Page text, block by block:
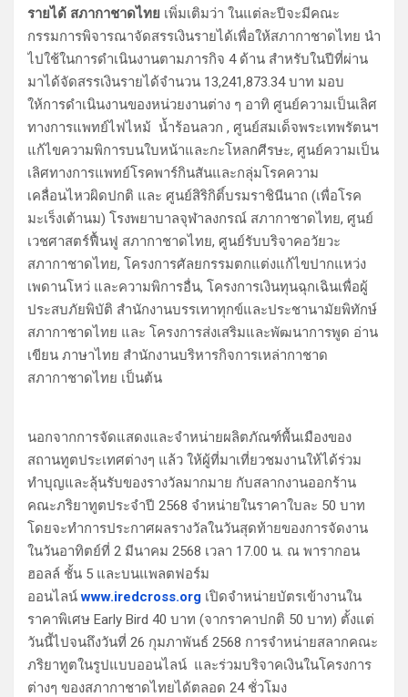
รายได้ สภากาชาดไทย เพิ่มเติมว่า ในแต่ละปีจะมีคณะ
กรรมการพิจารณาจัดสรรเงินรายได้เพื่อให้สภากาชาดไทย นำ
ไปใช้ในการดำเนินงานตามภารกิจ 4 ด้าน สำหรับในปีที่ผ่าน
มาได้จัดสรรเงินรายได้จำนวน 13,241,873.34 บาท มอบ
ให้การดำเนินงานของหน่วยงานต่าง ๆ อาทิ ศูนย์ความเป็นเลิศ
ทางการแพทย์ไฟไหม้ น้ำร้อนลวก , ศูนย์สมเด็จพระเทพรัตนฯ
แก้ไขความพิการบนใบหน้าและกะโหลกศีรษะ, ศูนย์ความเป็น
เลิศทางการแพทย์โรคพาร์กินสันและกลุ่มโรคความ
เคลื่อนไหวผิดปกติ และ ศูนย์สิริกิติ์บรมราชินีนาถ (เพื่อโรค
มะเร็งเต้านม) โรงพยาบาลจุฬาลงกรณ์ สภากาชาดไทย, ศูนย์
เวชศาสตร์ฟื้นฟู สภากาชาดไทย, ศูนย์รับบริจาคอวัยวะ
สภากาชาดไทย, โครงการศัลยกรรมตกแต่งแก้ไขปากแหว่ง
เพดานโหว่ และความพิการอื่น, โครงการเงินทุนฉุกเฉินเพื่อผู้
ประสบภัยพิบัติ สำนักงานบรรเทาทุกข์และประชานามัยพิทักษ์
สภากาชาดไทย และ โครงการส่งเสริมและพัฒนาการพูด อ่าน
เขียน ภาษาไทย สำนักงานบริหารกิจการเหล่ากาชาด
สภากาชาดไทย เป็นต้น
นอกจากการจัดแสดงและจำหน่ายผลิตภัณฑ์พื้นเมืองของ
สถานทูตประเทศต่างๆ แล้ว ให้ผู้ที่มาเที่ยวชมงานให้ได้ร่วม
ทำบุญและลุ้นรับของรางวัลมากมาย กับสลากงานออกร้าน
คณะภริยาทูตประจำปี 2568 จำหน่ายในราคาใบละ 50 บาท
โดยจะทำการประกาศผลรางวัลในวันสุดท้ายของการจัดงาน
ในวันอาทิตย์ที่ 2 มีนาคม 2568 เวลา 17.00 น. ณ พารากอน
ฮอลล์ ชั้น 5 และบนแพลตฟอร์ม
ออนไลน์www.iredcross.org เปิดจำหน่ายบัตรเข้างานใน
ราคาพิเศษ Early Bird 40 บาท (จากราคาปกติ 50 บาท) ตั้งแต่
วันนี้ไปจนถึงวันที่ 26 กุมภาพันธ์ 2568 การจำหน่ายสลากคณะ
ภริยาทูตในรูปแบบออนไลน์ และร่วมบริจาคเงินในโครงการ
ต่างๆ ของสภากาชาดไทยได้ตลอด 24 ชั่วโมง